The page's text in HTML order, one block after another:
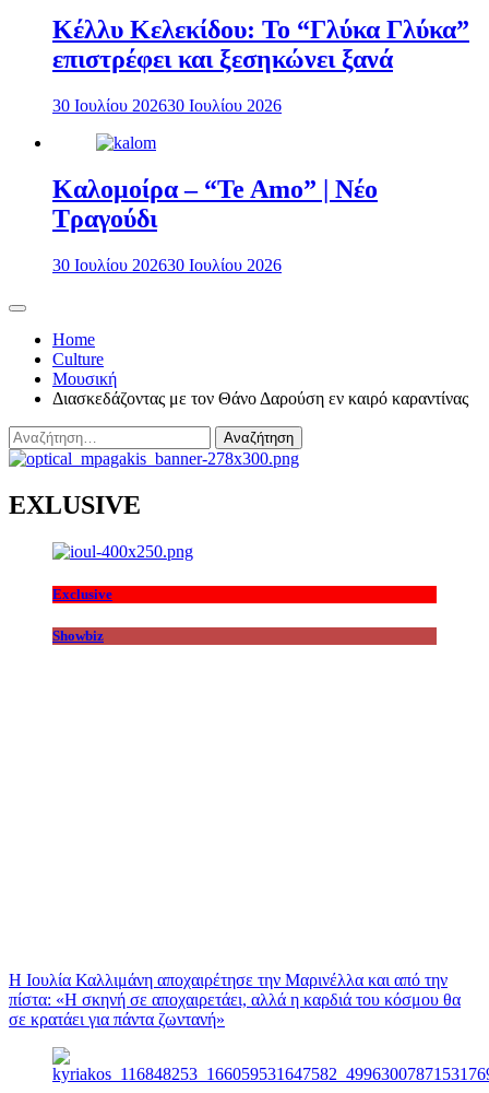
Κέλλυ Κελεκίδου: Το “Γλύκα Γλύκα”
επιστρέφει και ξεσηκώνει ξανά
30 Ιουλίου 202630 Ιουλίου 2026
Καλομοίρα – “Te Amo” | Νέο
Τραγούδι
30 Ιουλίου 202630 Ιουλίου 2026
Home
Culture
Μουσική
Διασκεδάζοντας με τον Θάνο Δαρούση εν καιρό καραντίνας
Αναζήτηση
για:
EXLUSIVE
Exclusive
Showbiz
Η Ιουλία Καλλιμάνη αποχαιρέτησε την Μαρινέλλα και από την
πίστα: «H σκηνή σε αποχαιρετάει, αλλά η καρδιά του κόσμου θα
σε κρατάει για πάντα ζωντανή»